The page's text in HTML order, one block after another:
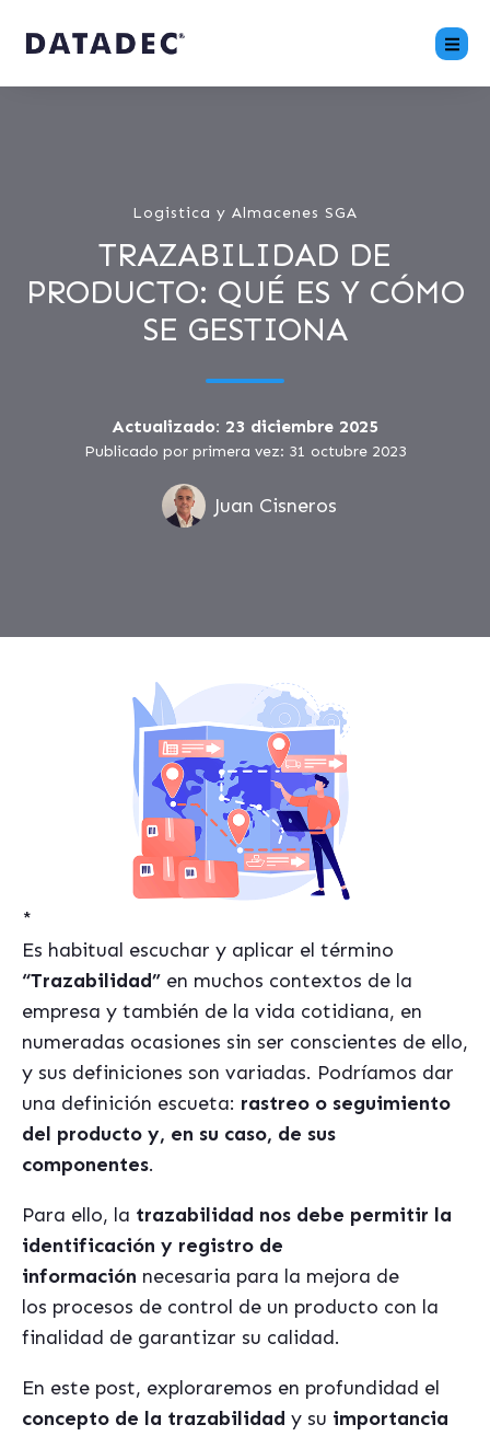
Logistica y Almacenes SGA
TRAZABILIDAD DE
PRODUCTO: QUÉ ES Y CÓMO
SE GESTIONA
Actualizado: 23 diciembre 2025
Publicado por primera vez: 31 octubre 2023
Juan Cisneros
*
Es habitual escuchar y aplicar el término
“Trazabilidad” en muchos contextos de la
empresa y también de la vida cotidiana, en
numeradas ocasiones sin ser conscientes de ello,
y sus definiciones son variadas. Podríamos dar
una definición escueta: rastreo o seguimiento
del producto y, en su caso, de sus
componentes.
Para ello, la trazabilidad nos debe permitir la
identificación y registro de
información necesaria para la mejora de
los procesos de control de un producto con la
finalidad de garantizar su calidad.
En este post, exploraremos en profundidad el
concepto de la trazabilidad y su importancia